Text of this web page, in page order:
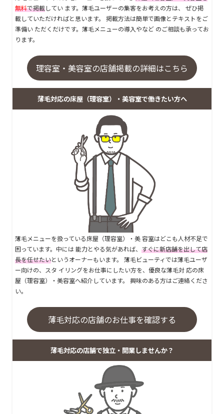
無料で掲載してい ます。薄毛ユーザーの集客をお考えの方は、 ぜひ掲
載していただければと思います。 掲載方法は簡単で画像とテキストをご
準備い ただくだけです。薄毛メニューの導入やなど のご相談も承ってお
ります。
理容室・美容室の店舗掲載の詳細はこちら
薄毛対応の床屋（理容室）・美容室で働きたい方へ
薄毛メニューを扱っている床屋（理容室）・美 容室はどこも人材不足で
困っています。中には 能力とやる気があれば、 すぐに新店舗を出して店
長を任せたいというオーナーもいます。 薄毛ビューティでは薄毛ユーザ
ー向けの、スタ イリングをお仕事にしたい方を、優良な薄毛対 応の床
屋（理容室）・美容室へ紹介しています。 興味のある方はご連絡くださ
い。
薄毛対応の店舗のお仕事を確認する
薄毛対応の店舗で独立・開業しませんか？